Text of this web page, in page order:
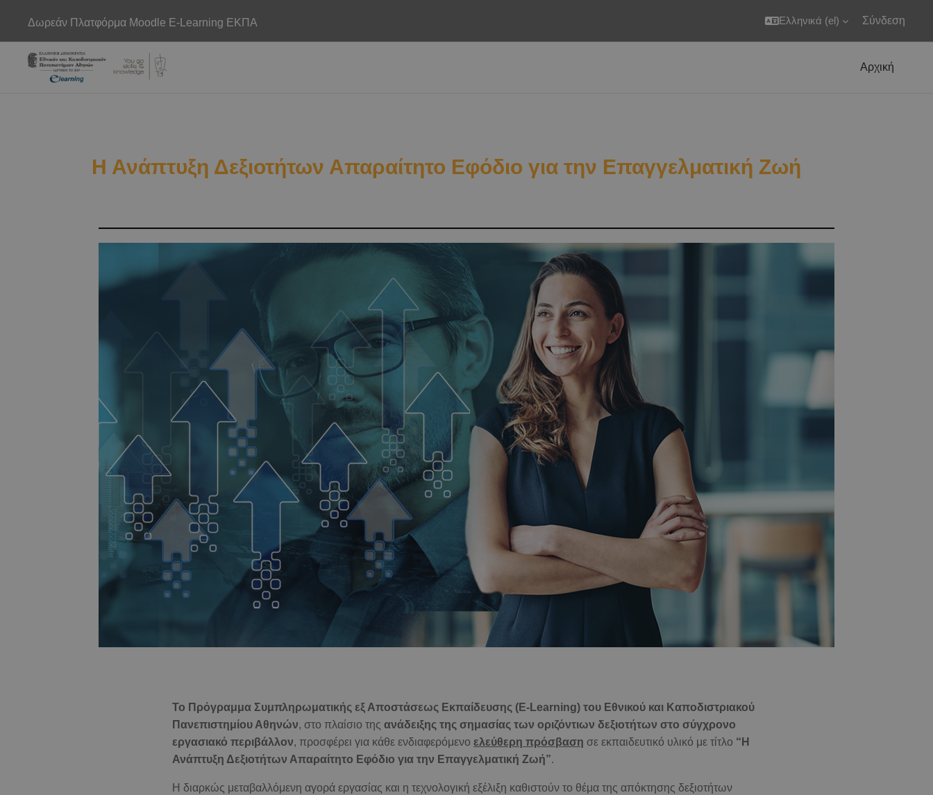
Δωρεάν Πλατφόρμα Moodle E-Learning ΕΚΠΑ Ελληνικά ‎(el)‎ Σύνδεση
Αρχική
Η Ανάπτυξη Δεξιοτήτων Απαραίτητο Εφόδιο για την Επαγγελματική Ζωή
Το Πρόγραμμα Συμπληρωματικής εξ Αποστάσεως Εκπαίδευσης (E-Learning) του Εθνικού και Καποδιστριακού
Πανεπιστημίου Αθηνών, στo πλαίσιo της ανάδειξης της σημασίας των οριζόντιων δεξιοτήτων στο σύγχρονο
εργασιακό περιβάλλον, προσφέρει για κάθε ενδιαφερόμενο ελεύθερη πρόσβαση σε εκπαιδευτικό υλικό με τίτλο “Η
Ανάπτυξη Δεξιοτήτων Απαραίτητο Εφόδιο για την Επαγγελματική Ζωή”.
Η διαρκώς μεταβαλλόμενη αγορά εργασίας και η τεχνολογική εξέλιξη καθιστούν το θέμα της απόκτησης δεξιοτήτων